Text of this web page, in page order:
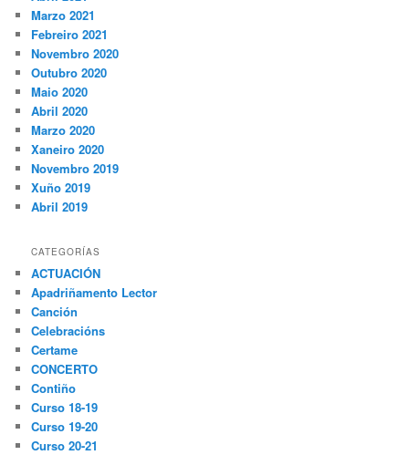
Marzo 2021
Febreiro 2021
Novembro 2020
Outubro 2020
Maio 2020
Abril 2020
Marzo 2020
Xaneiro 2020
Novembro 2019
Xuño 2019
Abril 2019
CATEGORÍAS
ACTUACIÓN
Apadriñamento Lector
Canción
Celebracións
Certame
CONCERTO
Contiño
Curso 18-19
Curso 19-20
Curso 20-21